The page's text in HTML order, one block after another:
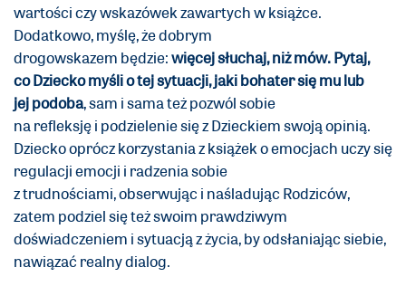
wartości czy wskazówek zawartych w książce.
Dodatkowo, myślę, że dobrym
drogowskazem będzie:więcej słuchaj, niż mów. Pytaj,
co Dziecko myśli o tej sytuacji, jaki bohater się mu lub
jej podoba, sam i sama też pozwól sobie
na refleksjęi podzielenie się z Dzieckiem swoją opinią.
Dziecko oprócz korzystania z książek o emocjach uczy się
regulacji emocji i radzenia sobie
z trudnościami, obserwując i naśladując Rodziców,
zatem podziel się też swoim prawdziwym
doświadczeniem i sytuacją z życia, by odsłaniając siebie,
nawiązać realny dialog.